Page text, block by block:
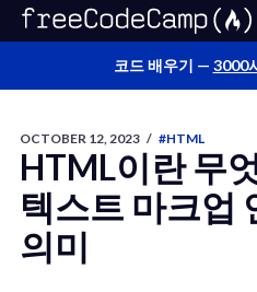
코드 배우기 — 3000
OCTOBER 12, 2023 / #HTML
HTML이란 무
텍스트 마크업
의미